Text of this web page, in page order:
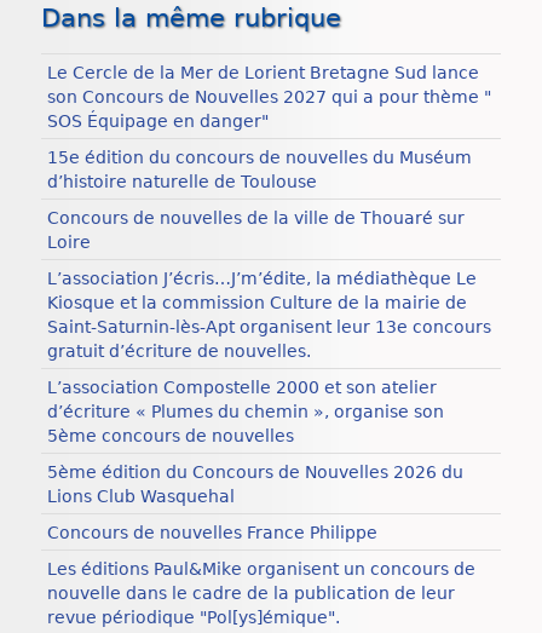
Dans la même rubrique
Le Cercle de la Mer de Lorient Bretagne Sud lance
son Concours de Nouvelles 2027 qui a pour thème "
SOS Équipage en danger"
15e édition du concours de nouvelles du Muséum
d’histoire naturelle de Toulouse
Concours de nouvelles de la ville de Thouaré sur
Loire
L’association J’écris…J’m’édite, la médiathèque Le
Kiosque et la commission Culture de la mairie de
Saint-Saturnin-lès-Apt organisent leur 13e concours
gratuit d’écriture de nouvelles.
L’association Compostelle 2000 et son atelier
d’écriture « Plumes du chemin », organise son
5ème concours de nouvelles
5ème édition du Concours de Nouvelles 2026 du
Lions Club Wasquehal
Concours de nouvelles France Philippe
Les éditions Paul&Mike organisent un concours de
nouvelle dans le cadre de la publication de leur
revue périodique "Pol[ys]émique".